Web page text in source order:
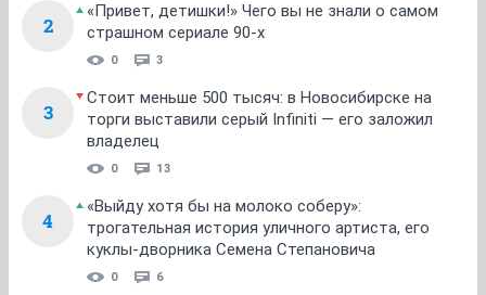
2
«Привет, детишки!» Чего вы не знали о самом
страшном сериале 90-х
0 3
3
Стоит меньше 500 тысяч: в Новосибирске на
торги выставили серый Infiniti — его заложил
владелец
0 13
4
«Выйду хотя бы на молоко соберу»:
трогательная история уличного артиста, его
куклы-дворника Семена Степановича
0 6